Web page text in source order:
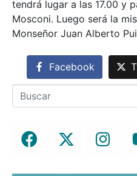
tendrá lugar a las 17.00 y
Mosconi. Luego será la
Monseñor Juan Alberto
Facebook